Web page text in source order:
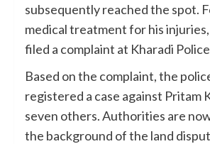
subsequently reached the spot.
medical treatment for his
filed a complaint at Kharadi
Based on the complaint, the
registered a case against Pritam
seven others. Authorities are
the background of the land